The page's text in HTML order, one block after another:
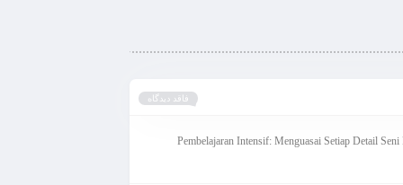
فاقد دیدگاه
Pembelajaran Intensif: Menguasai Setiap Detail